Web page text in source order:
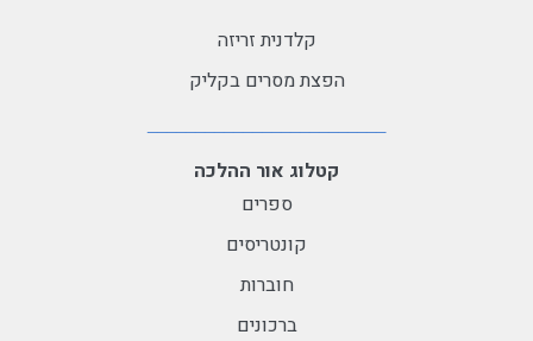
קלדנית זריזה
הפצת מסרים בקליק
קטלוג אור ההלכה
ספרים
קונטריסים
חוברות
ברכונים